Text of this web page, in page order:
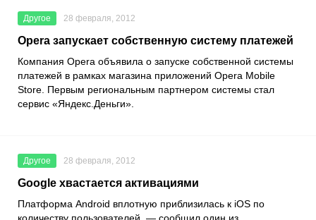
Другое 28 февраля, 2012
Opera запускает собственную систему платежей
Компания Opera объявила о запуске собственной системы
платежей в рамках магазина приложений Opera Mobile
Store. Первым региональным партнером системы стал
сервис «Яндекс.Деньги».
Другое 28 февраля, 2012
Google хвастается активациями
Платформа Android вплотную приблизилась к iOS по
количеству пользователей, — сообщил один из